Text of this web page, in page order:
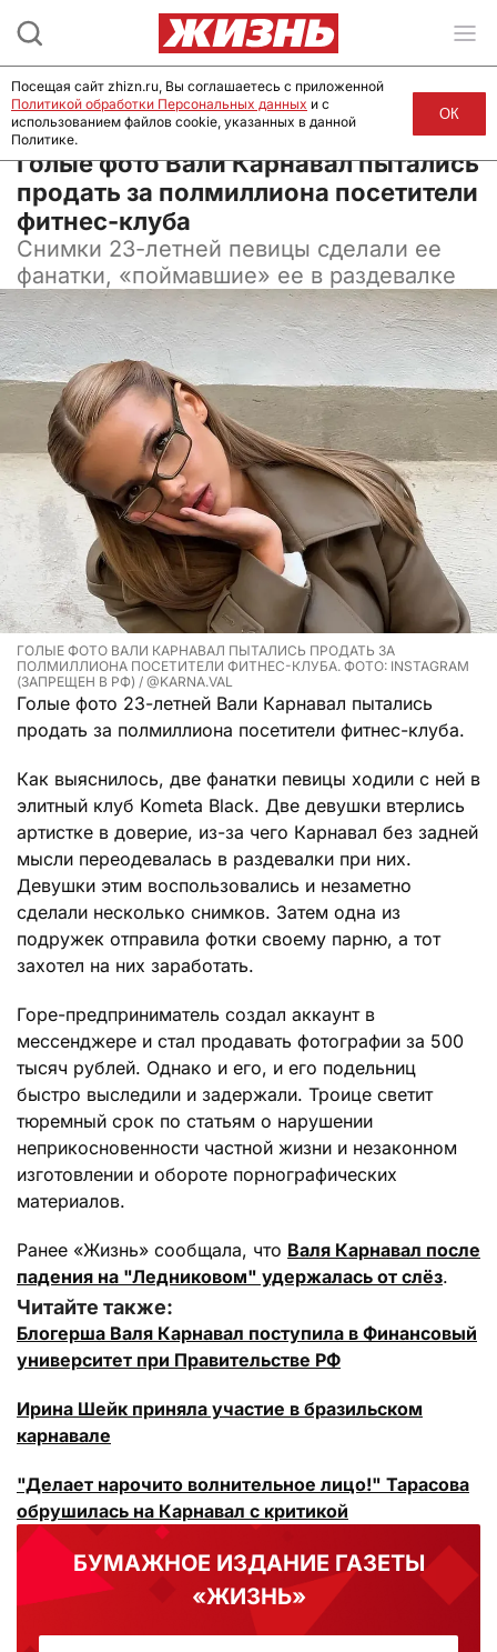
04 июля 2025, 10:00
Голые фото Вали Карнавал пытались
продать за полмиллиона посетители
фитнес-клуба
Снимки 23-летней певицы сделали ее
фанатки, «поймавшие» ее в раздевалке
ГОЛЫЕ ФОТО ВАЛИ КАРНАВАЛ ПЫТАЛИСЬ ПРОДАТЬ ЗА
ПОЛМИЛЛИОНА ПОСЕТИТЕЛИ ФИТНЕС-КЛУБА. ФОТО: INSTAGRAM
(ЗАПРЕЩЕН В РФ) / @KARNA.VAL
Голые фото 23-летней Вали Карнавал пытались
продать за полмиллиона посетители фитнес-клуба.
Как выяснилось, две фанатки певицы ходили с ней в
элитный клуб Kometa Black. Две девушки втерлись
артистке в доверие, из-за чего Карнавал без задней
мысли переодевалась в раздевалки при них.
Девушки этим воспользовались и незаметно
сделали несколько снимков. Затем одна из
подружек отправила фотки своему парню, а тот
захотел на них заработать.
Горе-предприниматель создал аккаунт в
мессенджере и стал продавать фотографии за 500
тысяч рублей. Однако и его, и его подельниц
быстро выследили и задержали. Троице светит
тюремный срок по статьям о нарушении
неприкосновенности частной жизни и незаконном
изготовлении и обороте порнографических
материалов.
Ранее «Жизнь» сообщала, что Валя Карнавал после
падения на "Ледниковом" удержалась от слёз.
Читайте также:
Блогерша Валя Карнавал поступила в Финансовый
университет при Правительстве РФ
Ирина Шейк приняла участие в бразильском
карнавале
"Делает нарочито волнительное лицо!" Тарасова
обрушилась на Карнавал с критикой
БУМАЖНОЕ ИЗДАНИЕ ГАЗЕТЫ
«ЖИЗНЬ»
Посещая сайт zhizn.ru, Вы соглашаетесь с приложенной
Политикой обработки Персональных данных и с
использованием файлов cookie, указанных в данной
Политике.
ОК